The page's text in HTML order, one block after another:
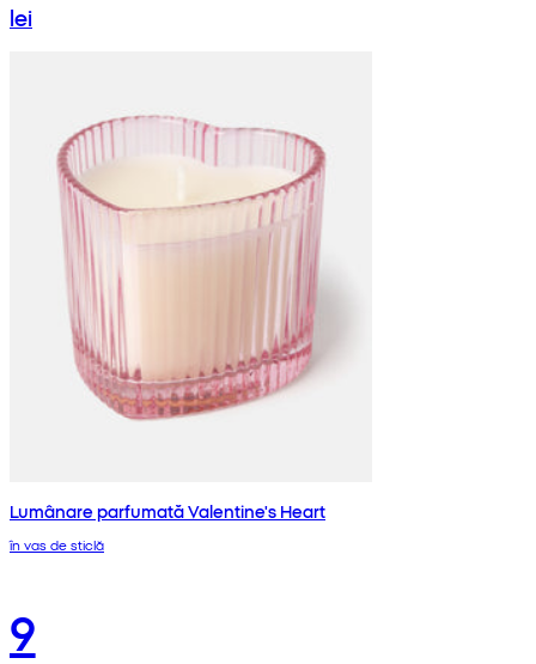
lei
Lumânare parfumată Valentine's Heart
în vas de sticlă
9